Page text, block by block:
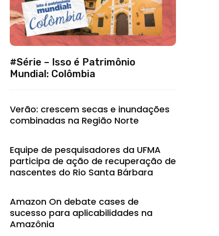
#Série – Isso é Patrimônio
Mundial: Colômbia
Verão: crescem secas e inundações
combinadas na Região Norte
Equipe de pesquisadores da UFMA
participa de ação de recuperação de
nascentes do Rio Santa Bárbara
Amazon On debate cases de
sucesso para aplicabilidades na
Amazônia